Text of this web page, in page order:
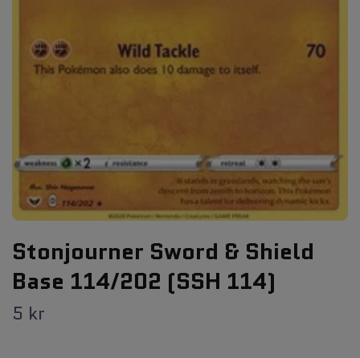
Stonjourner Sword & Shield
Base 114/202 (SSH 114)
5 kr